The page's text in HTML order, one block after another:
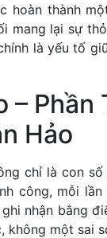
hoàn thành
lại sự
là yếu tố
–
Hảo
chỉ là con
công, mỗi
nhận bằng
không một sai